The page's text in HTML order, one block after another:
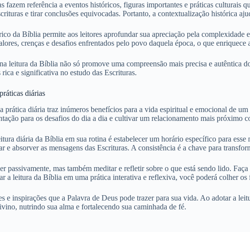
fazem referência a eventos históricos, figuras importantes e práticas culturais
e tirar conclusões equivocadas. Portanto, a contextualização histórica
da Bíblia permite aos leitores aprofundar sua apreciação pela
crenças e desafios enfrentados pelo povo daquela época, o que
leitura da Bíblia não só promove uma compreensão mais precisa e autêntica
e significativa no estudo das Escrituras.
diárias
diária traz inúmeros benefícios para a vida espiritual e emocional de
para os desafios do dia a dia e cultivar um relacionamento mais próximo
diária da Bíblia em sua rotina é estabelecer um horário específico para
e absorver as mensagens das Escrituras. A consistência é a chave para
passivamente, mas também meditar e refletir sobre o que está sendo lido.
a leitura da Bíblia em uma prática interativa e reflexiva, você poderá colher
e inspirações que a Palavra de Deus pode trazer para sua vida. Ao adotar a
nutrindo sua alma e fortalecendo sua caminhada de fé.